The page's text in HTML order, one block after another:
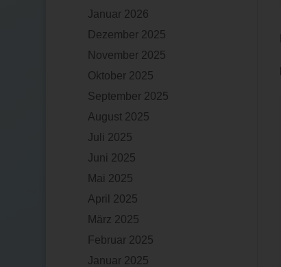
Januar 2026
Dezember 2025
November 2025
Oktober 2025
September 2025
August 2025
Juli 2025
Juni 2025
Mai 2025
April 2025
März 2025
Februar 2025
Januar 2025